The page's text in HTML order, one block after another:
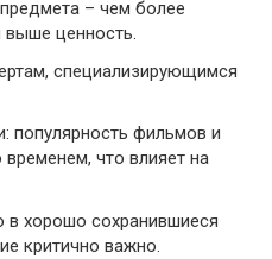
– чем более
выше ценность.
специализирующимся
популярность фильмов и
что влияет на
в хорошо сохранившиеся
критично важно.